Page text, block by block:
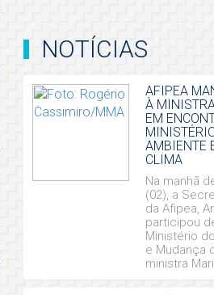
NOTÍCIAS
AFIPEA
À
EM
AMBIENTE
CLIMA
Na manhã
(02), a
da Afipea,
participou
Ministério
e Mudança
ministra